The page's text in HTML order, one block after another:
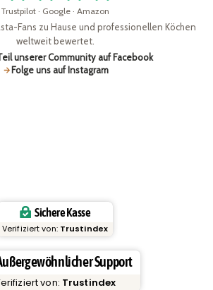
Trustpilot · Google · Amazon
Fans zu Hause und professionellen Köchen
weltweit bewertet.
unserer Community auf Facebook
Folge uns auf Instagram
Sichere Kasse
Verifiziert von: Trustindex
Support
von: Trustindex